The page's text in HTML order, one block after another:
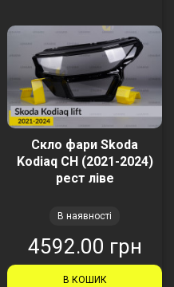
Скло фари Skoda
Kodiaq CH (2021-2024)
рест ліве
В наявності
4592.00 грн
В КОШИК